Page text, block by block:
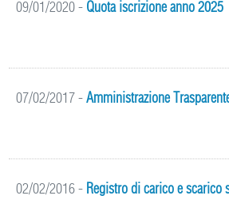
09/01/2020- Quota iscrizione anno 2025
07/02/2017-Amministrazione
02/02/2016- Registro di carico e scarico